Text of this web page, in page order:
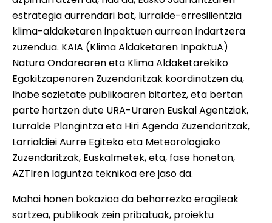
estrategia aurrendari bat, lurralde-erresilientzia
klima-aldaketaren inpaktuen aurrean indartzera
zuzendua. KAIA (Klima Aldaketaren InpaktuA)
Natura Ondarearen eta Klima Aldaketarekiko
Egokitzapenaren Zuzendaritzak koordinatzen du,
Ihobe sozietate publikoaren bitartez, eta bertan
parte hartzen dute URA-Uraren Euskal Agentziak,
Lurralde Plangintza eta Hiri Agenda Zuzendaritzak,
Larrialdiei Aurre Egiteko eta Meteorologiako
Zuzendaritzak, Euskalmetek, eta, fase honetan,
AZTIren laguntza teknikoa ere jaso da.
Mahai honen bokazioa da beharrezko eragileak
sartzea, publikoak zein pribatuak, proiektu